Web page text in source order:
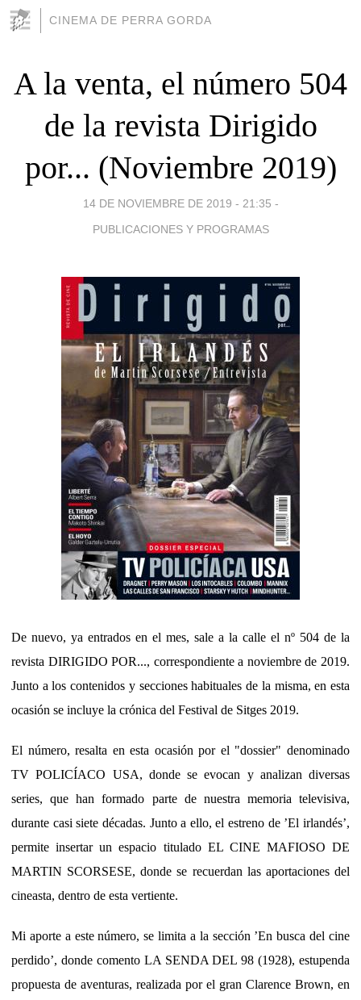
CINEMA DE PERRA GORDA
A la venta, el número 504
de la revista Dirigido
por... (Noviembre 2019)
14 DE NOVIEMBRE DE 2019 - 21:35 -
PUBLICACIONES Y PROGRAMAS
De nuevo, ya entrados en el mes, sale a la calle el nº 504 de la
revista DIRIGIDO POR..., correspondiente a noviembre de 2019.
Junto a los contenidos y secciones habituales de la misma, en esta
ocasión se incluye la crónica del Festival de Sitges 2019.
El número, resalta en esta ocasión por el "dossier" denominado
TV POLICÍACO USA, donde se evocan y analizan diversas
series, que han formado parte de nuestra memoria televisiva,
durante casi siete décadas. Junto a ello, el estreno de ’El irlandés’,
permite insertar un espacio titulado EL CINE MAFIOSO DE
MARTIN SCORSESE, donde se recuerdan las aportaciones del
cineasta, dentro de esta vertiente.
Mi aporte a este número, se limita a la sección ’En busca del cine
perdido’, donde comento LA SENDA DEL 98 (1928), estupenda
propuesta de aventuras, realizada por el gran Clarence Brown, en